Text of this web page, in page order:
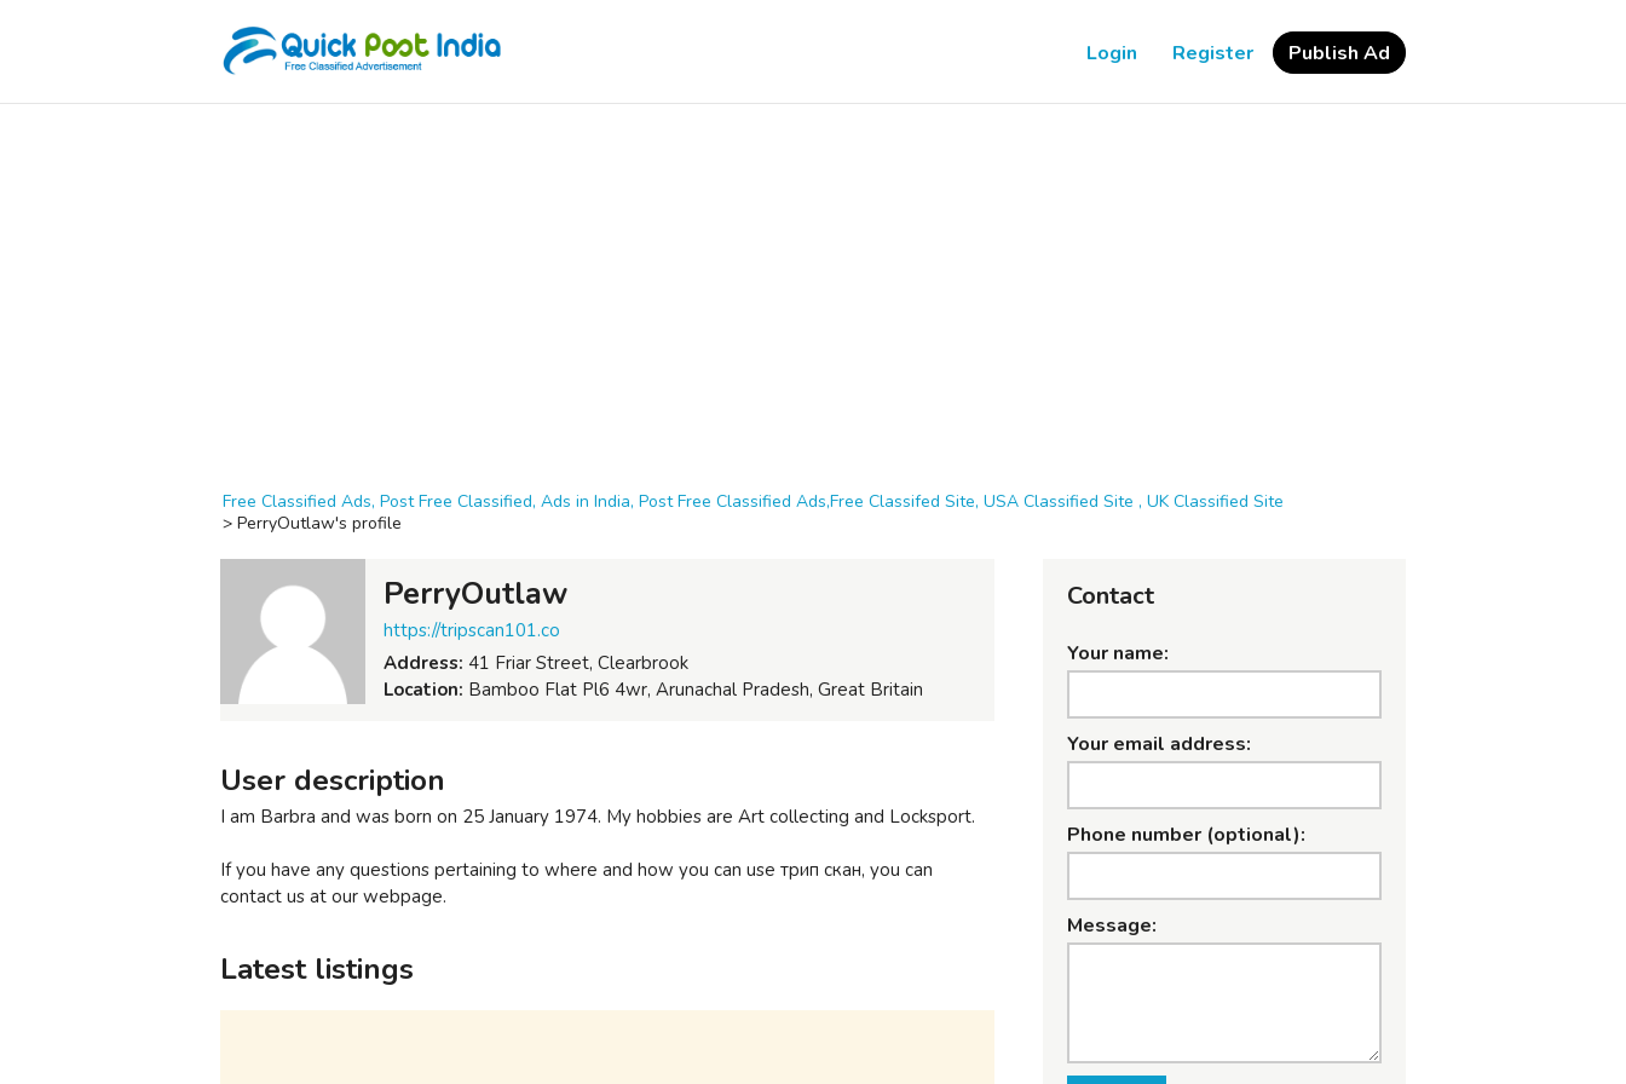
Login Register Publish Ad
Free Classified Ads, Post Free Classified, Ads in India, Post Free Classified Ads,Free Classifed Site, USA Classified Site , UK Classified Site
> PerryOutlaw's profile
PerryOutlaw
https://tripscan101.co
Address: 41 Friar Street, Clearbrook
Location: Bamboo Flat Pl6 4wr, Arunachal Pradesh, Great Britain
User description
I am Barbra and was born on 25 January 1974. My hobbies are Art collecting and Locksport.
If you have any questions pertaining to where and how you can use трип скан, you can
contact us at our webpage.
Latest listings
Contact
Your name:
Your email address:
Phone number (optional):
Message: